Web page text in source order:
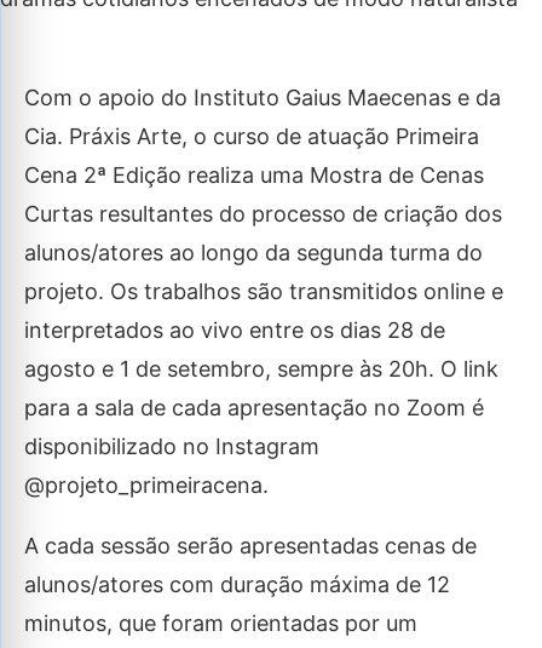
Com o apoio do Instituto Gaius Maecenas e da
Cia. Práxis Arte, o curso de atuação Primeira
Cena 2ª Edição realiza uma Mostra de Cenas
Curtas resultantes do processo de criação dos
alunos/atores ao longo da segunda turma do
projeto. Os trabalhos são transmitidos online e
interpretados ao vivo entre os dias 28 de
agosto e 1 de setembro, sempre às 20h. O link
para a sala de cada apresentação no Zoom é
disponibilizado no Instagram
@projeto_primeiracena.
A cada sessão serão apresentadas cenas de
alunos/atores com duração máxima de 12
minutos, que foram orientadas por um